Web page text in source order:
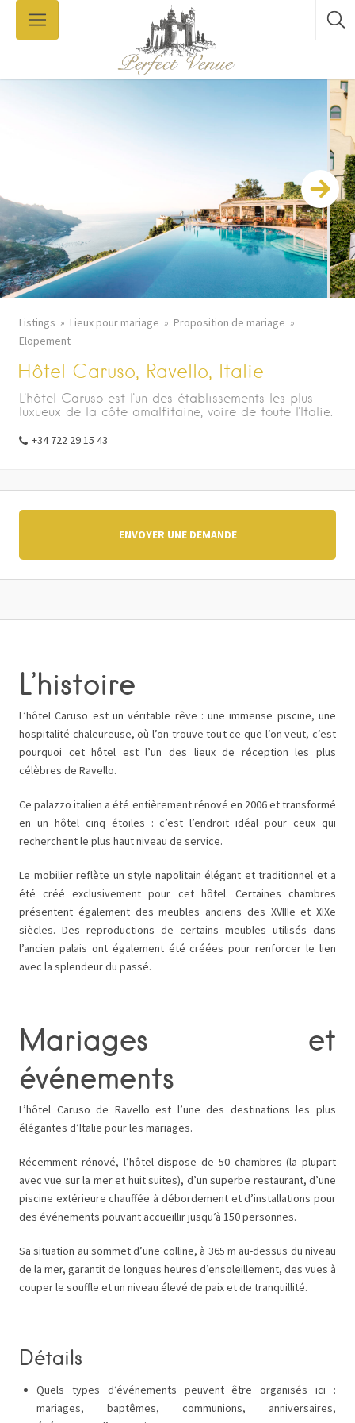
Listings Lieux pour mariage
Proposition de mariage
Elopement
Hôtel Caruso, Ravello, Italie
L'hôtel Caruso est l'un des établissements les plus
luxueux de la côte amalfitaine, voire de toute l'Italie.
+34 722 29 15 43
ENVOYER UNE DEMANDE
L’histoire
L’hôtel Caruso est un véritable rêve : une immense piscine, une
hospitalité chaleureuse, où l’on trouve tout ce que l’on veut, c’est
pourquoi cet hôtel est l’un des lieux de réception les plus
célèbres de Ravello.
Ce palazzo italien a été entièrement rénové en 2006 et transformé
en un hôtel cinq étoiles : c’est l’endroit idéal pour ceux qui
recherchent le plus haut niveau de service.
Le mobilier reflète un style napolitain élégant et traditionnel et a
été créé exclusivement pour cet hôtel. Certaines chambres
présentent également des meubles anciens des XVIIIe et XIXe
siècles. Des reproductions de certains meubles utilisés dans
l’ancien palais ont également été créées pour renforcer le lien
avec la splendeur du passé.
Mariages et
événements
L’hôtel Caruso de Ravello est l’une des destinations les plus
élégantes d’Italie pour les mariages.
Récemment rénové, l’hôtel dispose de 50 chambres (la plupart
avec vue sur la mer et huit suites), d’un superbe restaurant, d’une
piscine extérieure chauffée à débordement et d’installations pour
des événements pouvant accueillir jusqu’à 150 personnes.
Sa situation au sommet d’une colline, à 365 m au-dessus du niveau
de la mer, garantit de longues heures d’ensoleillement, des vues à
couper le souffle et un niveau élevé de paix et de tranquillité.
Détails
Quels types d’événements peuvent être organisés ici :
mariages, baptêmes, communions, anniversaires,